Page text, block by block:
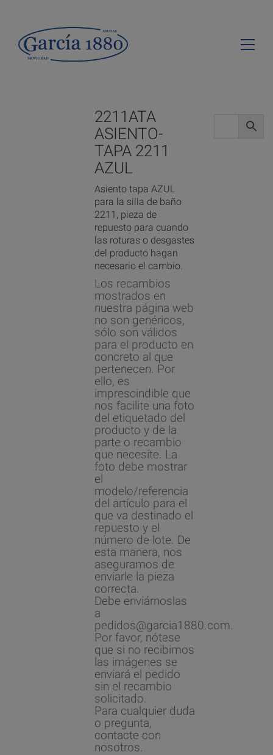
2211ATA
ASIENTO-
TAPA 2211
AZUL
Asiento tapa AZUL
para la silla de baño
2211, pieza de
repuesto para cuando
las roturas o desgastes
del producto hagan
necesario el cambio.
Los recambios
mostrados en
nuestra página web
no son genéricos,
sólo son válidos
para el producto en
concreto al que
pertenecen. Por
ello, es
imprescindible que
nos facilite una foto
del etiquetado del
producto y de la
parte o recambio
que necesite. La
foto debe mostrar
el
modelo/referencia
del artículo para el
que va destinado el
repuesto y el
número de lote. De
esta manera, nos
aseguramos de
enviarle la pieza
correcta.
Debe enviárnoslas
a
pedidos@garcia1880.com.
Por favor, nótese
que si no recibimos
las imágenes se
enviará el pedido
sin el recambio
solicitado.
Para cualquier duda
o pregunta,
contacte con
nosotros.